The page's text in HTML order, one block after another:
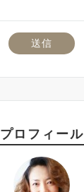
プロフィール